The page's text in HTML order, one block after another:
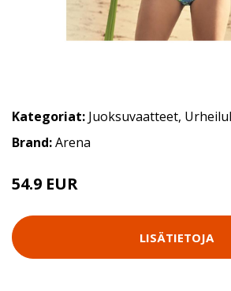
Kategoriat: Juoksuvaatteet,
Brand:Arena
54.9 EUR
LISÄTIETOJA